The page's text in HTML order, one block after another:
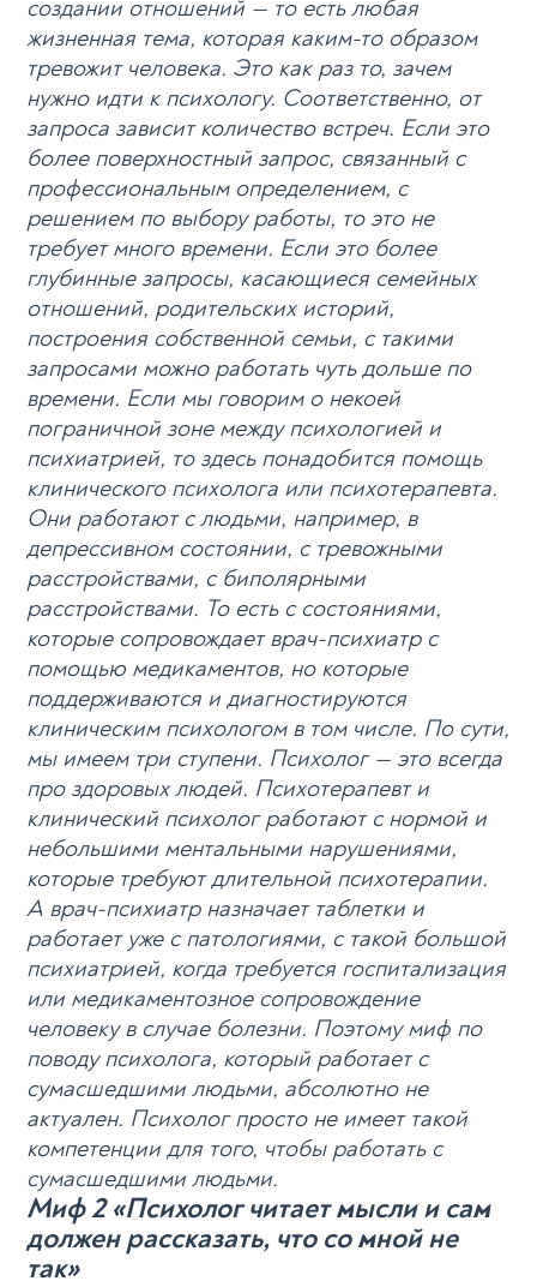
создании отношений — то есть любая
жизненная тема, которая каким-то образом
тревожит человека. Это как раз то, зачем
нужно идти к психологу. Соответственно, от
запроса зависит количество встреч. Если это
более поверхностный запрос, связанный с
профессиональным определением, с
решением по выбору работы, то это не
требует много времени. Если это более
глубинные запросы, касающиеся семейных
отношений, родительских историй,
построения собственной семьи, с такими
запросами можно работать чуть дольше по
времени. Если мы говорим о некоей
пограничной зоне между психологией и
психиатрией, то здесь понадобится помощь
клинического психолога или психотерапевта.
Они работают с людьми, например, в
депрессивном состоянии, с тревожными
расстройствами, с биполярными
расстройствами. То есть с состояниями,
которые сопровождает врач-психиатр с
помощью медикаментов, но которые
поддерживаются и диагностируются
клиническим психологом в том числе. По сути,
мы имеем три ступени. Психолог — это всегда
про здоровых людей. Психотерапевт и
клинический психолог работают с нормой и
небольшими ментальными нарушениями,
которые требуют длительной психотерапии.
А врач-психиатр назначает таблетки и
работает уже с патологиями, с такой большой
психиатрией, когда требуется госпитализация
или медикаментозное сопровождение
человеку в случае болезни. Поэтому миф по
поводу психолога, который работает с
сумасшедшими людьми, абсолютно не
актуален. Психолог просто не имеет такой
компетенции для того, чтобы работать с
сумасшедшими людьми.
Миф 2 «Психолог читает мысли и сам
должен рассказать, что со мной не
так»